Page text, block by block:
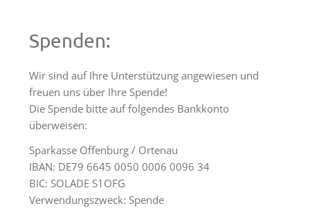
Verpflegung
Tagungspauschalen
&
Haus
&
Lage
Anfrage
Feste
Spenden:
Wir sind auf Ihre Unterstützung angewiesen und
freuen uns über Ihre Spende!
Die Spende bitte auf folgendes Bankkonto
überweisen:
Sparkasse Offenburg / Ortenau
IBAN: DE79 6645 0050 0006 0096 34
BIC: SOLADE S1OFG
Verwendungszweck: Spende